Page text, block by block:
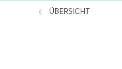
ÜBERSICHT